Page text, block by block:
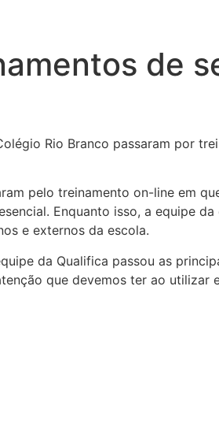
de
Rio Branco passaram por
pelo treinamento on-line em
Enquanto isso, a equipe
e externos da escola.
da Qualifica passou as
que devemos ter ao utilizar